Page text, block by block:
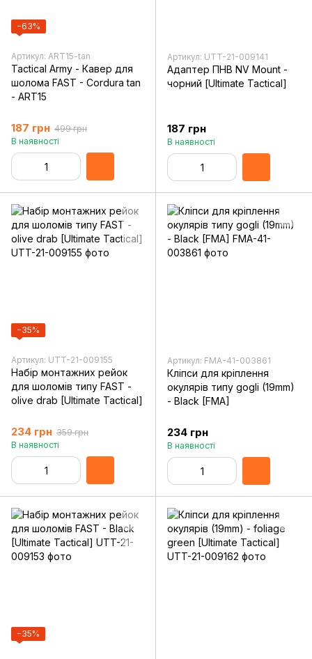
−63%
Артикул: ART15-tan
Tactical Army - Кавер для
шолома FAST - Cordura tan
- ART15
187 грн 499 грн
В наявності
Артикул: UTT-21-009141
Адаптер ПНВ NV Mount -
чорний [Ultimate Tactical]
187 грн
В наявності
−35%
Артикул: UTT-21-009155
Набір монтажних рейок
для шоломів типу FAST -
olive drab [Ultimate Tactical]
234 грн 359 грн
В наявності
Артикул: FMA-41-003861
Кліпси для кріплення
окулярів типу gogli (19mm)
- Black [FMA]
234 грн
В наявності
−35%